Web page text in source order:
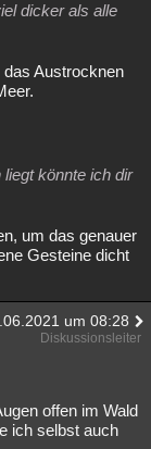
dicker als alle
Austrocknen
könnte ich dir
um das genauer
Gesteine dicht
um 08:28
Diskussionsleiter
offen im Wald
ich selbst auch